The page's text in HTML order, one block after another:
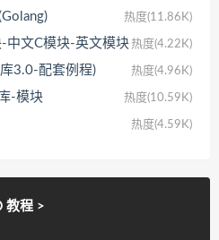
热度(11.86K)
中文C模块-英文模块 热度(4.22K)
3.0-配套例程) 热度(4.96K)
-模块 热度(10.59K)
热度(4.59K)
教程 >